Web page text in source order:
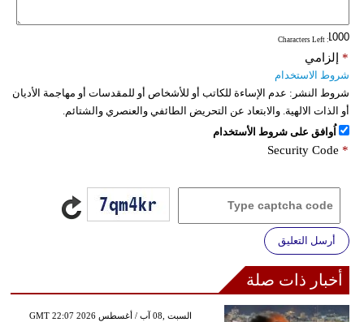
: Characters Left
إلزامي *
شروط الاستخدام
شروط النشر: عدم الإساءة للكاتب أو للأشخاص أو للمقدسات أو مهاجمة الأديان
أو الذات الالهية. والابتعاد عن التحريض الطائفي والعنصري والشتائم.
اُوافق على شروط الأستخدام
Security Code *
أرسل التعليق
أخبار ذات صلة
GMT 22:07 2026 السبت ,08 آب / أغسطس